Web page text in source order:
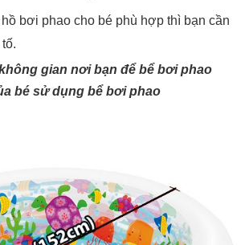
bơi phao cho bé phù hợp thì bạn cần
gian nơi bạn để bể bơi phao
bé sử dụng bể bơi phao